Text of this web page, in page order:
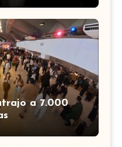
a 7.000